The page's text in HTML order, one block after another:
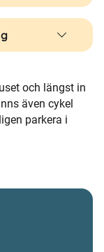
och längst in
även cykel
parkera i